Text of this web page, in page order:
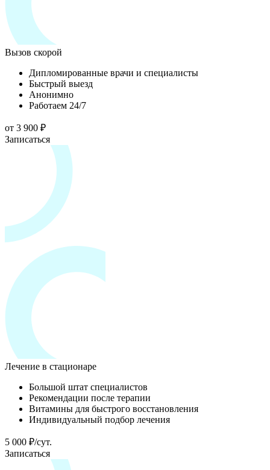
Вызов скорой
Дипломированные врачи и специалисты
Быстрый выезд
Анонимно
Работаем 24/7
от 3 900 ₽
Записаться
Лечение в стационаре
Большой штат специалистов
Рекомендации после терапии
Витамины для быстрого восстановления
Индивидуальный подбор лечения
5 000 ₽/сут.
Записаться